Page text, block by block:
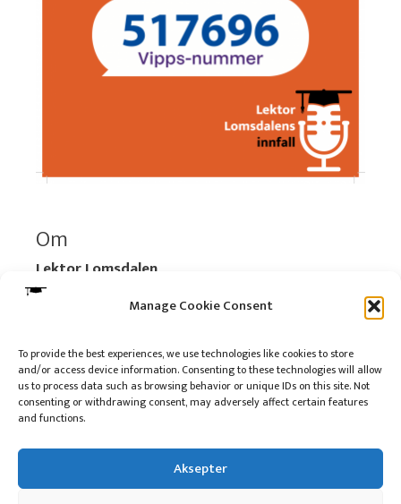
Manage Cookie Consent
To provide the best experiences, we use technologies like cookies to store
and/or access device information. Consenting to these technologies will allow
us to process data such as browsing behavior or unique IDs on this site. Not
consenting or withdrawing consent, may adversely affect certain features
and functions.
Aksepter
Om
Lektor Lomsdalen
Organisasjonsnummer:
920 712 312 MVA
Les mer:Om selskapet
Les mer:Om reklame på podkasten
Kontakt meg